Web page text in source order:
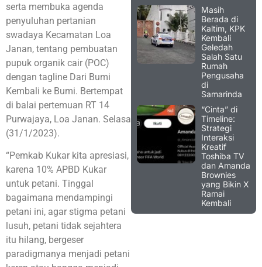
serta membuka agenda
penyuluhan pertanian
swadaya Kecamatan Loa
Janan, tentang pembuatan
pupuk organik cair (POC)
dengan tagline Dari Bumi
Kembali ke Bumi. Bertempat
di balai pertemuan RT 14
Purwajaya, Loa Janan. Selasa
(31/1/2023).
“Pemkab Kukar kita apresiasi,
karena 10% APBD Kukar
untuk petani. Tinggal
bagaimana mendampingi
petani ini, agar stigma petani
lusuh, petani tidak sejahtera
itu hilang, bergeser
paradigmanya menjadi petani
Masih
Berada di
Kaltim, KPK
Kembali
Geledah
Salah Satu
Rumah
Pengusaha
di
Samarinda
“Cinta” di
Timeline:
Strategi
Interaksi
Kreatif
Toshiba TV
dan Amanda
Brownies
yang Bikin X
Ramai
Kembali